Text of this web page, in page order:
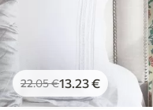
22.05€13.23€